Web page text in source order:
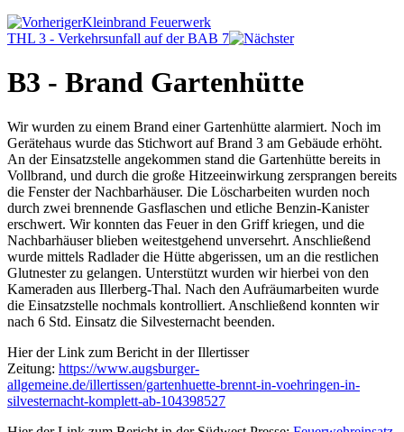
Kleinbrand Feuerwerk
THL 3 - Verkehrsunfall auf der BAB 7
B3 - Brand Gartenhütte
Wir wurden zu einem Brand einer Gartenhütte alarmiert. Noch im
Gerätehaus wurde das Stichwort auf Brand 3 am Gebäude erhöht.
An der Einsatzstelle angekommen stand die Gartenhütte bereits in
Vollbrand, und durch die große Hitzeeinwirkung zersprangen bereits
die Fenster der Nachbarhäuser. Die Löscharbeiten wurden noch
durch zwei brennende Gasflaschen und etliche Benzin-Kanister
erschwert. Wir konnten das Feuer in den Griff kriegen, und die
Nachbarhäuser blieben weitestgehend unversehrt. Anschließend
wurde mittels Radlader die Hütte abgerissen, um an die restlichen
Glutnester zu gelangen. Unterstützt wurden wir hierbei von den
Kameraden aus Illerberg-Thal. Nach den Aufräumarbeiten wurde
die Einsatzstelle nochmals kontrolliert. Anschließend konnten wir
nach 6 Std. Einsatz die Silvesternacht beenden.
Hier der Link zum Bericht in der Illertisser
Zeitung: https://www.augsburger-
allgemeine.de/illertissen/gartenhuette-brennt-in-voehringen-in-
silvesternacht-komplett-ab-104398527